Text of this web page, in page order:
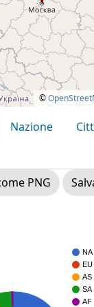
©
Nazione
PNG
NA
EU
AS
SA
AF